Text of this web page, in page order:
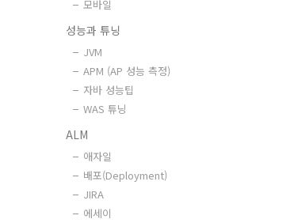
모바일
성능과 튜닝
JVM
APM (AP 성능 측정)
자바 성능팁
WAS 튜닝
ALM
애자일
배포(Deployment)
JIRA
에세이